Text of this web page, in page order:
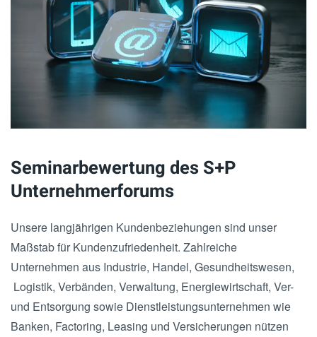
Seminarbewertung des S+P
Unternehmerforums
Unsere langjährigen Kundenbeziehungen sind unser
Maßstab für Kundenzufriedenheit. Zahlreiche
Unternehmen aus Industrie, Handel, Gesundheitswesen,
Logistik, Verbänden, Verwaltung, Energiewirtschaft, Ver-
und Entsorgung sowie Dienstleistungsunternehmen wie
Banken, Factoring, Leasing und Versicherungen nützen